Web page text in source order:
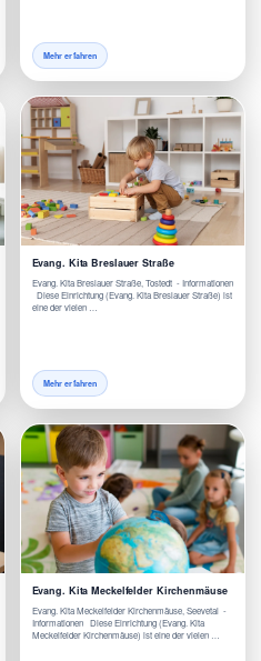
Mehr erfahren
Evang. Kita Breslauer Straße
Evang. Kita Breslauer Straße, Tostedt - Informationen
Diese Einrichtung (Evang. Kita Breslauer Straße) ist
eine der vielen …
Mehr erfahren
Evang. Kita Meckelfelder Kirchenmäuse
Evang. Kita Meckelfelder Kirchenmäuse, Seevetal -
Informationen Diese Einrichtung (Evang. Kita
Meckelfelder Kirchenmäuse) ist eine der vielen …